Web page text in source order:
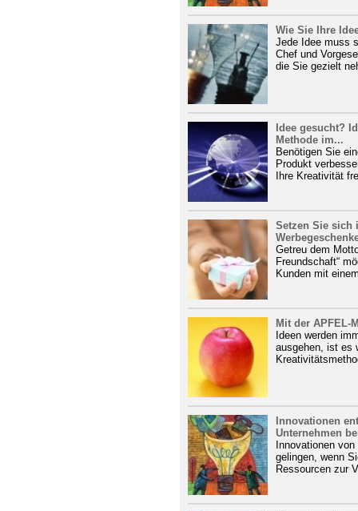
Wie Sie Ihre
Jede Idee muss
Chef und
die Sie gezielt
Idee gesucht?
Methode im...
Benötigen Sie
Produkt
Ihre Kreativität
Setzen Sie sich
Getreu dem
Freundschaft“
Kunden mit
Mit der APFEL-
Ideen werden
ausgehen, ist es
Innovationen
Unternehmen
Innovationen
gelingen, wenn
Ressourcen zur